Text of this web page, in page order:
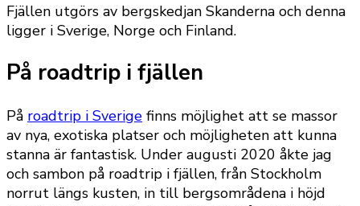
Fjällen utgörs av bergskedjan Skanderna och denna
ligger i Sverige, Norge och Finland.
På roadtrip i fjällen
På roadtrip i Sverige finns möjlighet att se massor
av nya, exotiska platser och möjligheten att kunna
stanna är fantastisk. Under augusti 2020 åkte jag
och sambon på roadtrip i fjällen, från Stockholm
norrut längs kusten, in till bergsområdena i höjd